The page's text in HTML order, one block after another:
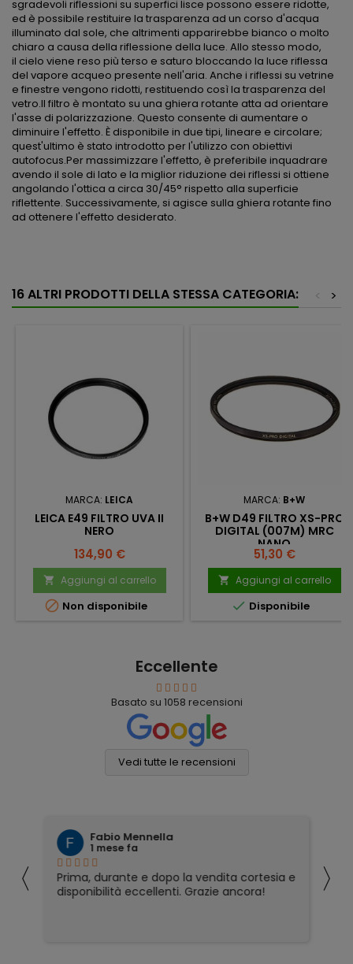
sgradevoli riflessioni su superfici lisce possono essere ridotte,
ed è possibile restituire la trasparenza ad un corso d'acqua
illuminato dal sole, che altrimenti apparirebbe bianco o molto
chiaro a causa della riflessione della luce. Allo stesso modo,
il cielo viene reso più terso e saturo bloccando la luce riflessa
del vapore acqueo presente nell'aria. Anche i riflessi su vetrine
e finestre vengono ridotti, restituendo così la trasparenza del
vetro.Il filtro è montato su una ghiera rotante atta ad orientare
l'asse di polarizzazione. Questo consente di aumentare o
diminuire l'effetto. È disponibile in due tipi, lineare e circolare;
quest'ultimo è stato introdotto per l'utilizzo con obiettivi
autofocus.Per massimizzare l'effetto, è preferibile inquadrare
avendo il sole di lato e la miglior riduzione dei riflessi si ottiene
angolando l'ottica a circa 30/45° rispetto alla superficie
riflettente. Successivamente, si agisce sulla ghiera rotante fino
ad ottenere l'effetto desiderato.
16 ALTRI PRODOTTI DELLA STESSA CATEGORIA: >
<
MARCA: LEICA
LEICA E49 FILTRO UVA II
NERO
Prezzo
134,90 €
 Aggiungi al carrello
 Non disponibile
MARCA: B+W
B+W D49 FILTRO XS-PRO
DIGITAL (007M) MRC
NANO
Prezzo
51,30 €
 Aggiungi al carrello
 Disponibile
Eccellente
Basato su 1058 recensioni
Vedi tutte le recensioni
〈
Fabio Mennella
1 mese fa
Prima, durante e dopo la vendita cortesia e
disponibilità eccellenti. Grazie ancora!
〉